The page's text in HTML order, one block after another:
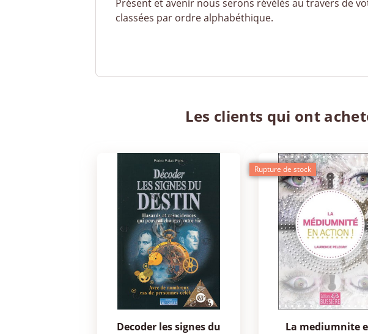
Présent et avenir nous serons révélés au travers de
classées par ordre alphabéthique.
Les clients qui ont
decoder les signes du
la mediumnite en
Rupture de stock